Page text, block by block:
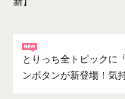
とりっち全トピックに
ンボタンが新登場！気